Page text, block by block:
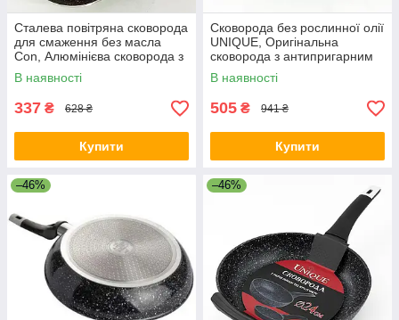
Сталева повітряна сковорода
для смаження без масла
Con, Алюмінієва сковорода з
антипригарним покриттям
GP-18
В наявності
337 ₴ 628 ₴
Купити
Сковорода без рослинної олії
UNIQUE, Оригінальна
сковорода з антипригарним
покриттям OS-93
В наявності
505 ₴ 941 ₴
Купити
–46% –46%